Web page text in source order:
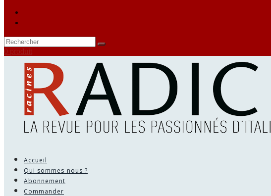
0 produit
Accueil
Qui sommes-nous ?
Abonnement
Commander